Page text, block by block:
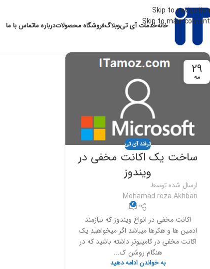
Skip to navigation
Skip to main content
خانهخدمات آی تیوبلاگفروشگاه محصولاتدرباره ماتماس با ما
29
مه
ترفند آی تی
ساخت یک اکانت مخفی در
ویندوز
ارسال شده توسط
Mohamad reza Akhbari
2
اکانت مخفی در انواع ویندوز که نیازمند
ادمین ها و هکرها میباشد اگر میخواهید یک
اکانت مخفی در کامپیوتر داشته باشید که در
هنگام روشن ک...
به خواندن ادامه دهید